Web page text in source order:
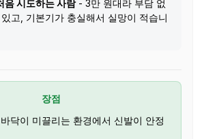
음 시도하는 사람- 3만 원대라 부담 없
고, 기본기가 충실해서 실망이 적습니
장점
닥이 미끌리는 환경에서 신발이 안정